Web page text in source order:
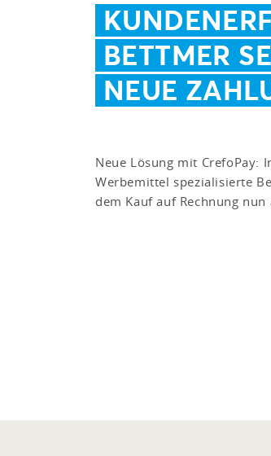
BETTMER
NEUE
Neue Lösung mit CrefoPay:
Werbemittel spezialisierte
dem Kauf auf Rechnung